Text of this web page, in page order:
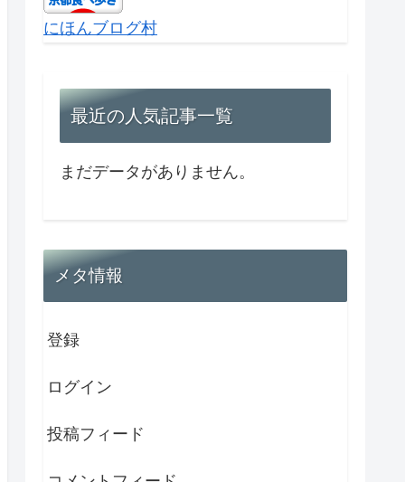
にほんブログ村
最近の人気記事一覧
まだデータがありません。
メタ情報
登録
ログイン
投稿フィード